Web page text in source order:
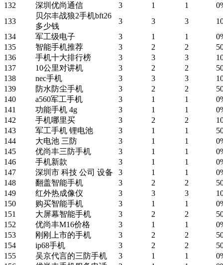
132
深圳优尚通信 3 1 1
133
贝尔丰战狼2手机bft26
多少钱
3 3 3
134
军工级电子 3 1 1
135
智能手机推荐 3 2 2
136
手机十大排行榜 3 3 3
137
10公里对讲机 3 2 2
138
nec手机 3 3 3
139
防水防尘手机 3 2 2
140
a560军工手机 3 1 1
141
功能手机 4g 3 1 1
142
手机哪里买 3 2 2
143
军工手机 锂电池 3 1 1
144
大电池 三防 3 1 1
145
优尚丰三防手机 3 1 1
146
手机新款 3 1 1
147
深圳市 科技 公司 设备 3 1 1
148
翻盖智能手机 3 2 2
149
红外热成像仪 3 3 3
150
购买智能手机 3 1 1
151
大屏幕智能手机 3 2 2
152
优尚丰M16价格 3 1 1
153
刚刚上市的手机 3 2 2
154
ip68手机 3 2 2
155
吴京代言的三防手机 3 1 1